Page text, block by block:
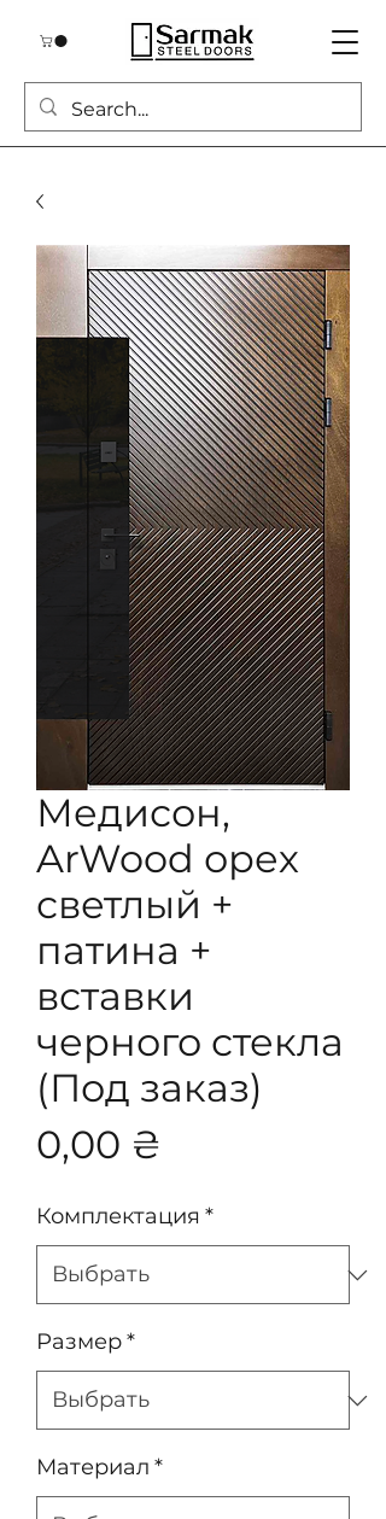
Медисон,
ArWood орех
светлый +
патина +
вставки
черного стекла
(Под заказ)
0,00 ₴
Комплектация *
Размер*
Материал *